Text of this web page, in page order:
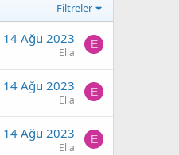
Filtreler
14 Ağu 2023
Ella
E
14 Ağu 2023
Ella
E
14 Ağu 2023
Ella
E